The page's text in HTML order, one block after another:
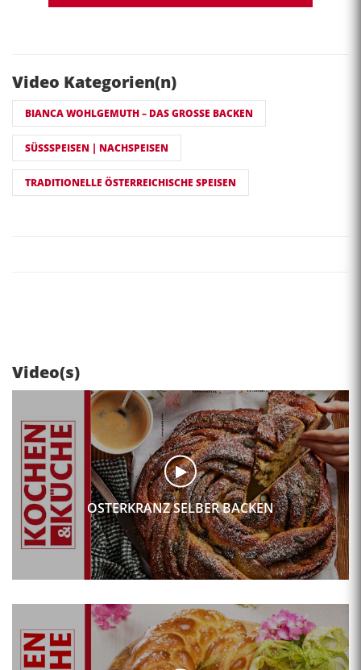
Video Kategorien(n)
BIANCA WOHLGEMUTH – DAS GROSSE BACKEN
SÜSSSPEISEN | NACHSPEISEN
TRADITIONELLE ÖSTERREICHISCHE SPEISEN
Video(s)
OSTERKRANZ SELBER BACKEN